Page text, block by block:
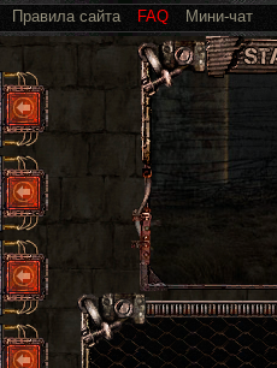
Правила сайта FAQ Мини-чат